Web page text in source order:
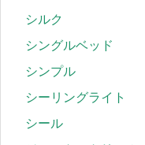
シルク
シングルベッド
シンプル
シーリングライト
シール